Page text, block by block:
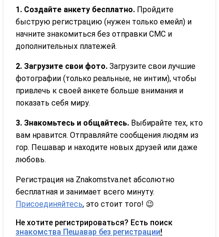
1. Создайте анкету бесплатно. Пройдите
быструю регистрацию (нужен только емейл) и
начните знакомиться без отправки СМС и
дополнительных платежей.
2. Загрузите свои фото. Загрузите свои лучшие
фотографии (только реальные, не интим), чтобы
привлечь к своей анкете больше внимания и
показать себя миру.
3. Знакомьтесь и общайтесь. Выбирайте тех, кто
вам нравится. Отправляйте сообщения людям из
гор. Пешавар и находите новых друзей или даже
любовь.
Регистрация на Znakomstva.net абсолютно
бесплатная и занимает всего минуту.
Присоединяйтесь, это стоит того! 😉
Не хотите регистрироваться? Есть поиск
знакомства Пешавар без регистрации!